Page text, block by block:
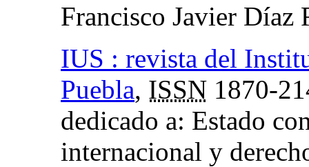
Francisco Javier Díaz
IUS : revista del
Puebla, ISSN 1870-
dedicado a: Estado
internacional y